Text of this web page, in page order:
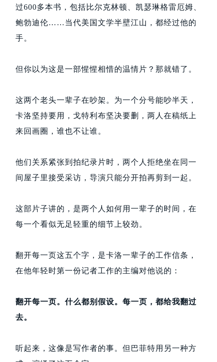
过600多本书，包括比尔克林顿、凯瑟琳格雷厄姆、
鲍勃迪伦……当代美国文学半壁江山，都经过他的
手。
但你以为这是一部惺惺相惜的温情片？那就错了。
这两个老头一辈子在吵架。为一个分号能吵半天，
卡洛坚持要用，戈特利布坚决要删，两人在稿纸上
来回画圈，谁也不让谁。
他们关系紧张到拍纪录片时，两个人拒绝坐在同一
间屋子里接受采访，导演只能分开拍再剪到一起。
这部片子讲的，是两个人如何用一辈子的时间，在
每一个看似无足轻重的细节上较劲。
翻开每一页这五个字，是卡洛一辈子的工作信条，
在他年轻时第一份记者工作的主编对他说的：
翻开每一页。什么都别假设。每一页，都给我翻过
去。
听起来，这像是写作者的事。但巴菲特用另一种方